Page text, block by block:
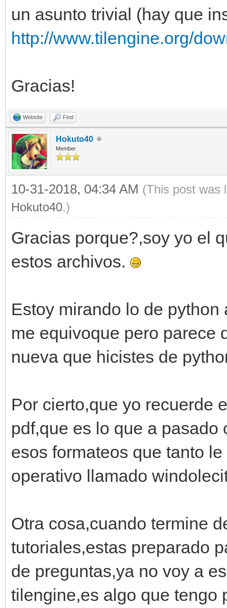
un asunto trivial (hay que
http://www.tilengine.org/
Gracias!
Website Find
Hokuto40
Member
10-31-2018, 04:34 AM (This post was
Hokuto40.)
Gracias porque?,soy yo el
estos archivos.
Estoy mirando lo de
me equivoque pero parece
nueva que hicistes de
Por cierto,que yo recuerde
pdf,que es lo que a
esos formateos que tanto
operativo llamado
Otra cosa,cuando termine
tutoriales,estas preparado
de preguntas,ya no voy a
tilengine,es algo que tengo